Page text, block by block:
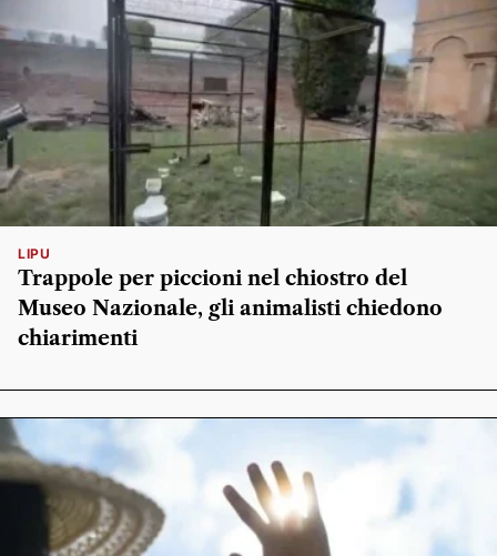
LIPU
Trappole per piccioni nel chiostro del
Museo Nazionale, gli animalisti chiedono
chiarimenti